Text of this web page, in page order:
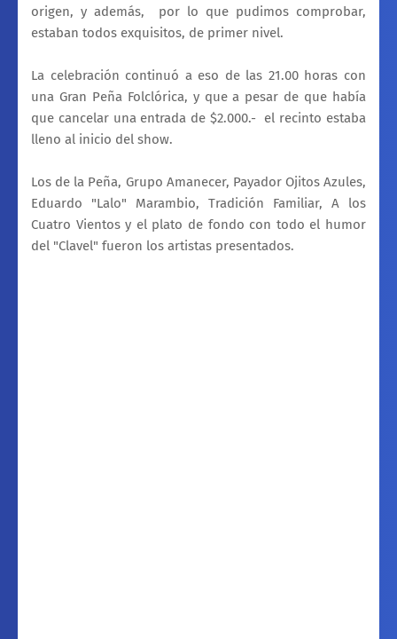
origen, y además, por lo que pudimos comprobar,
estaban todos exquisitos, de primer nivel.
La celebración continuó a eso de las 21.00 horas con
una Gran Peña Folclórica, y que a pesar de que había
que cancelar una entrada de $2.000.- el recinto estaba
lleno al inicio del show.
Los de la Peña, Grupo Amanecer, Payador Ojitos Azules,
Eduardo "Lalo" Marambio, Tradición Familiar, A los
Cuatro Vientos y el plato de fondo con todo el humor
del "Clavel" fueron los artistas presentados.